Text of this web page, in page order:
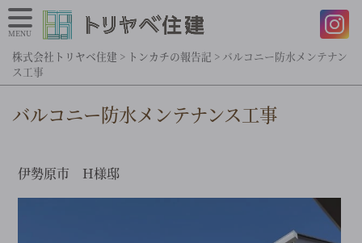
株式会社トリヤベ住建 > トンカチの報告記 > バルコニー防水メンテナン
ス工事
バルコニー防水メンテナンス工事
伊勢原市 H様邸
MENU